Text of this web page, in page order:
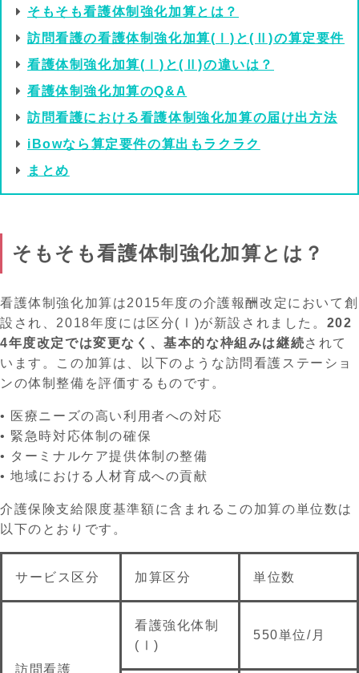
そもそも看護体制強化加算とは？
訪問看護の看護体制強化加算(Ⅰ)と(Ⅱ)の算定要件
看護体制強化加算(Ⅰ)と(Ⅱ)の違いは？
看護体制強化加算のQ&A
訪問看護における看護体制強化加算の届け出方法
iBowなら算定要件の算出もラクラク
まとめ
そもそも看護体制強化加算とは？
看護体制強化加算は2015年度の介護報酬改定において創
設され、2018年度には区分(Ⅰ)が新設されました。 202
4年度改定では変更なく、基本的な枠組みは継続されて
います。この加算は、以下のような訪問看護ステーショ
ンの体制整備を評価するものです。
• 医療ニーズの高い利用者への対応
• 緊急時対応体制の確保
• ターミナルケア提供体制の整備
• 地域における人材育成への貢献
介護保険支給限度基準額に含まれるこの加算の単位数は
以下のとおりです。
サービス区分 加算区分 単位数
訪問看護
看護強化体制
(Ⅰ)
550単位/月